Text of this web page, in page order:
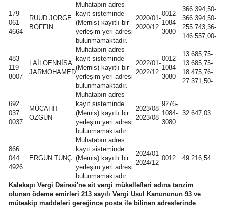
179
061
4664
RUUD JORGE
BOFFIN
Muhatabın adres
kayıt sisteminde
(Mernis) kayıtlı bir
yerleşim yeri adresi
bulunmamaktadır.
2020/01-
2020/12
0012-
1084-
3080
366.394,50-
366.394,50-
255.743,36-
146.557,00-
483
119
8007
LAİLOENNİSA
JARMOHAMED
Muhatabın adres
kayıt sisteminde
(Mernis) kayıtlı bir
yerleşim yeri adresi
bulunmamaktadır.
2022/01-
2022/12
0012-
1084-
3080
13.685,75-
13.685,75-
18.475,76-
27.371,50-
692
037
0037
MÜCAHİT
ÖZGÜN
Muhatabın adres
kayıt sisteminde
(Mernis) kayıtlı bir
yerleşim yeri adresi
bulunmamaktadır.
2023/08-
2023/08
9276-
1084-
3080
32.647,03
866
044
4926
ERGUN TUNÇ
Muhatabın adres
kayıt sisteminde
(Mernis) kayıtlı bir
yerleşim yeri adresi
bulunmamaktadır.
2024/01-
2024/12
0012 49.216,54
Kalekapı Vergi Dairesi'ne ait vergi mükellefleri adına tanzim
olunan ödeme emirleri 213 sayılı Vergi Usul Kanununun 93 ve
müteakip maddeleri gereğince posta ile bilinen adreslerinde